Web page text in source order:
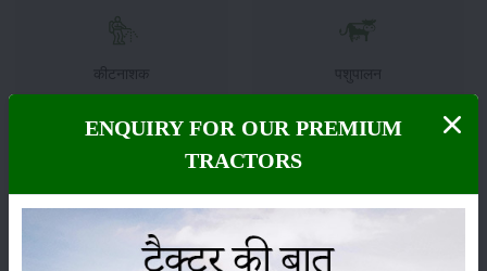
कीटनाशक पशुपालन
कृषि यंत्र समाचार
ENQUIRY FOR OUR PREMIUM
TRACTORS